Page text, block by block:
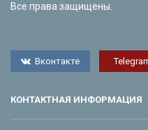
Все права защищены.
Вконтакте
КОНТАКТНАЯ ИНФОРМАЦИЯ